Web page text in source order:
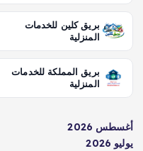
بريق كلين للخدمات
المنزلية
بريق المملكة للخدمات
المنزلية
أغسطس 2026
يوليو 2026